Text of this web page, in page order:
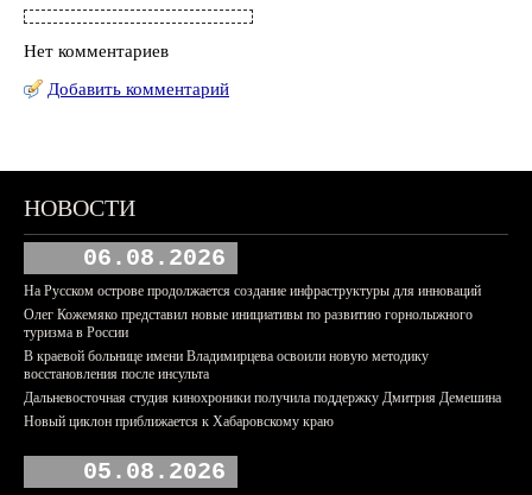
Нет комментариев
Добавить комментарий
НОВОСТИ
06.08.2026
На Русском острове продолжается создание инфраструктуры для инноваций
Олег Кожемяко представил новые инициативы по развитию горнолыжного
туризма в России
В краевой больнице имени Владимирцева освоили новую методику
восстановления после инсульта
Дальневосточная студия кинохроники получила поддержку Дмитрия Демешина
Новый циклон приближается к Хабаровскому краю
05.08.2026